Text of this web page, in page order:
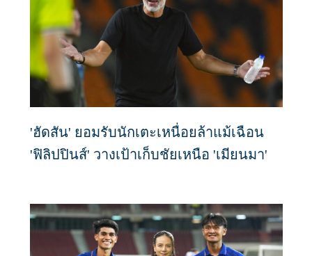
'ฮัดสัน' ยอมรับนักเตะเหนื่อยล้าแม้เฉือน
'ฟิลิปปินส์' วางเป้าเก็บชัยเหนือ 'เมียนมา'